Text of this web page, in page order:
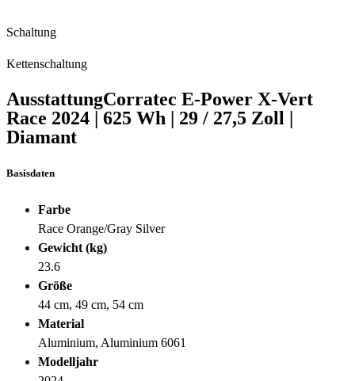
Schaltung
Kettenschaltung
AusstattungCorratec E-Power X-Vert
Race 2024 | 625 Wh | 29 / 27,5 Zoll |
Diamant
Basisdaten
Farbe
Race Orange/Gray Silver
Gewicht (kg)
23.6
Größe
44 cm, 49 cm, 54 cm
Material
Aluminium, Aluminium 6061
Modelljahr